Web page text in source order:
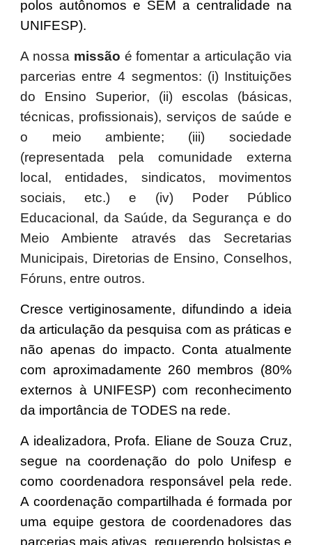
polos autônomos e SEM a centralidade na
UNIFESP).
A nossa missão é fomentar a articulação via
parcerias entre 4 segmentos: (i) Instituições
do Ensino Superior, (ii) escolas (básicas,
técnicas, profissionais), serviços de saúde e
o meio ambiente; (iii) sociedade
(representada pela comunidade externa
local, entidades, sindicatos, movimentos
sociais, etc.) e (iv) Poder Público
Educacional, da Saúde, da Segurança e do
Meio Ambiente através das Secretarias
Municipais, Diretorias de Ensino, Conselhos,
Fóruns, entre outros.
Cresce vertiginosamente, difundindo a ideia
da articulação da pesquisa com as práticas e
não apenas do impacto. Conta atualmente
com aproximadamente 260 membros (80%
externos à UNIFESP)com reconhecimento
da importância de TODES na rede.
A idealizadora, Profa. Eliane de Souza Cruz,
segue na coordenação do polo Unifesp e
como coordenadora responsável pela rede.
A coordenação compartilhada é formada por
uma equipe gestora de coordenadores das
parcerias mais ativas, requerendo bolsistas e